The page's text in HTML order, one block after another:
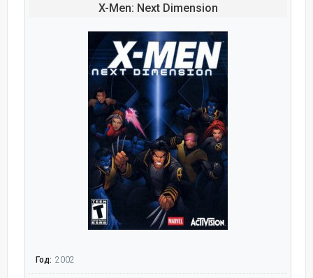
X-Men: Next Dimension
Год: 2002